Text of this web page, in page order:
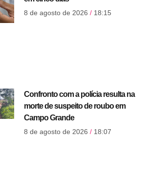
8 de agosto de 2026 18:15
Confronto com a polícia resulta na
morte de suspeito de roubo em
Campo Grande
8 de agosto de 2026 18:07